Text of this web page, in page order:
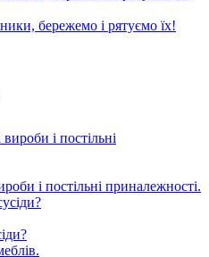
бережемо і рятуємо їх!
і постільні приналежності.